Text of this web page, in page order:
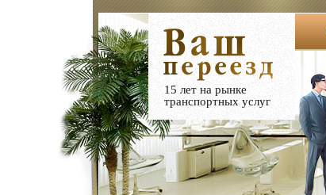
15 лет на рынке
транспортных услуг